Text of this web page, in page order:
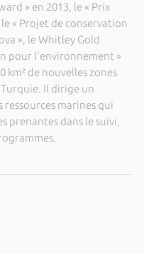
» en 2013, le « Prix
« Projet de conservation
», le Whitley Gold
pour l'environnement »
km² de nouvelles zones
Il dirige un
marines qui
prenantes dans le suivi,